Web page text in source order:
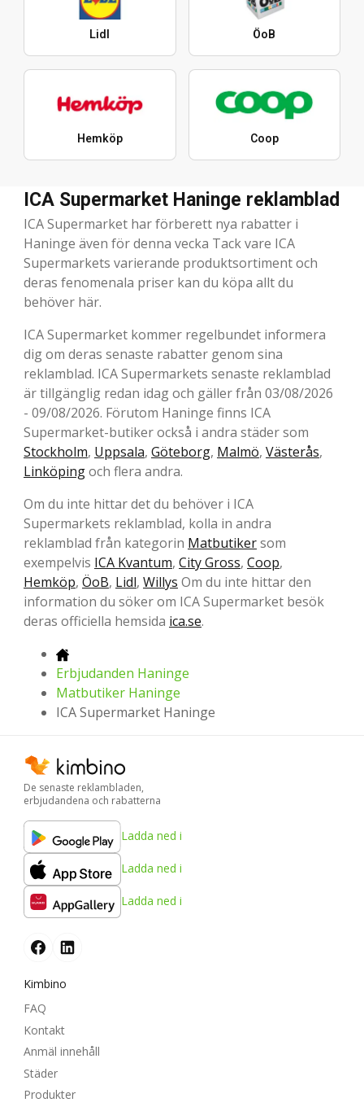
Lidl ÖoB
Hemköp Coop
ICA Supermarket Haninge reklamblad
ICA Supermarket har förberett nya rabatter i
Haninge även för denna vecka Tack vare ICA
Supermarkets varierande produktsortiment och
deras fenomenala priser kan du köpa allt du
behöver här.
ICA Supermarket kommer regelbundet informera
dig om deras senaste rabatter genom sina
reklamblad. ICA Supermarkets senaste reklamblad
är tillgänglig redan idag och gäller från 03/08/2026
- 09/08/2026. Förutom Haninge finns ICA
Supermarket-butiker också i andra städer som
Stockholm, Uppsala, Göteborg, Malmö, Västerås,
Linköpingoch flera andra.
Om du inte hittar det du behöver i ICA
Supermarkets reklamblad, kolla in andra
reklamblad från kategorin Matbutikersom
exempelvis ICA Kvantum, City Gross, Coop,
Hemköp, ÖoB, Lidl, Willys Om du inte hittar den
information du söker om ICA Supermarket besök
deras officiella hemsida ica.se.
Erbjudanden Haninge
Matbutiker Haninge
ICA Supermarket Haninge
De senaste reklambladen,
erbjudandena och rabatterna
Ladda ned i
Ladda ned i
Ladda ned i
Kimbino
FAQ
Kontakt
Anmäl innehåll
Städer
Produkter